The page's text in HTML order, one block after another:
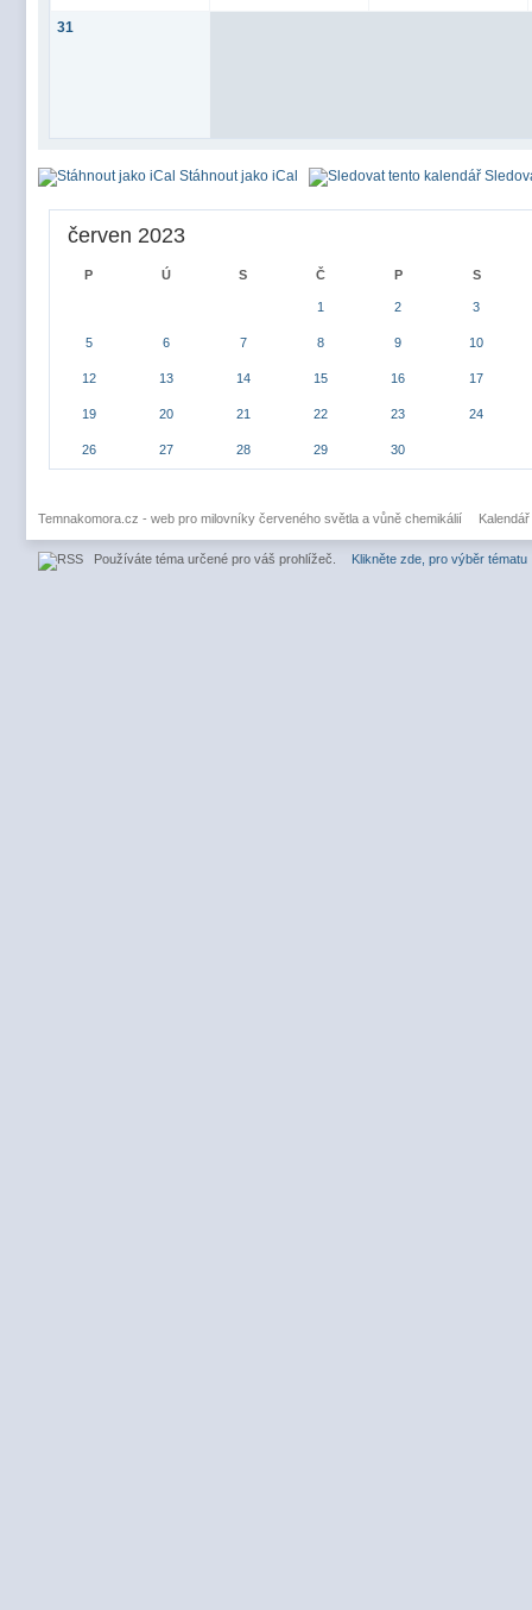
31
Stáhnout jako iCal
červen 2023
P Ú S Č P S
1 2 3
5 6 7 8 9 10
12 13 14 15 16 17
19 20 21 22 23 24
26 27 28 29 30
Temnakomora.cz - web pro milovníky červeného světla a vůně chemikálií Kalendář
Používáte téma určené pro váš prohlížeč. Klikněte zde, pro výběr tématu